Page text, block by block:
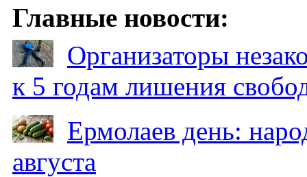
Главные новости:
Организаторы
к 5 годам лишения
Ермолаев день:
августа